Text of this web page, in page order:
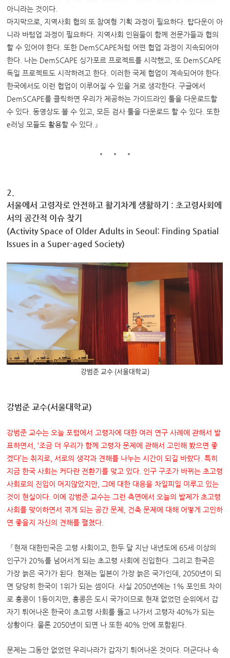
아니라는 것이다.
마지막으로, 지역사회 협의 또 참여형 기획 과정이 필요하다. 탑다운이 아
니라 바텀업 과정이 필요하다. 지역사회 인원들이 함께 전문가들과 협의
할 수 있어야 한다. 또한 DemSCAPE처럼 어떤 협업 과정이 지속되어야
한다. 나는 DemSCAPE 싱가포르 프로젝트를 시작했고, 또 DemSCAPE
독일 프로젝트도 시작하려고 한다. 이러한 국제 협업이 계속되어야 한다.
한국에서도 이런 협업이 이루어질 수 있을 거로 생각한다. 구글에서
DemSCAPE를 클릭하면 우리가 제공하는 가이드라인 툴을 다운로드할
수 있다. 동영상도 볼 수 있고, 모든 검사 툴을 다운로드 할 수 있다. 또한
e러닝 모듈도 활용할 수 있다.』
2.
서울에서 고령자로 안전하고 활기차게 생활하기 : 초고령사회에
서의 공간적 이슈 찾기
(Activity Space of Older Adults in Seoul: Finding Spatial
Issues in a Super-aged Society)
강범준 교수 (서울대학교)
강범준 교수(서울대학교)
강범준 교수는 오늘 포럼에서 고령자에 대한 여러 연구 사례에 관해서 발
표하면서
, ‘조금 더 우리가 함께 고령자 문제에 관해서 고민해 봤으면 좋
겠다’는 취지로 ,서로의 생각과 견해를 나누는 시간이 되길 바랐다 .특히
지금 한국 사회는 커다란 전환기를 맞고 있다 인구 구조가 바뀌는 초고령
사회로의 진입이 머지않았지만
그에 대한 대응을 차일피일 미루고 있는
것이 현실이다 이에 강범준 교수는 그런 측면에서 오늘의 발제가 초고령
사회를 맞이하면서 겪게 되는 공간 문제
건축 문제에 대해 어떻게 고민하
면 좋을지 자신의 견해를 펼쳤다
『현재 대한민국은 고령 사회이고, 한두 달 지난 내년도에 65세 이상의
인구가 20%를 넘어서게 되는 초고령 사회에 진입한다. 그리고 한국은
가장 늙은 국가가 된다. 현재는 일본이 가장 늙은 국가인데, 2050년이 되
면 당당히 한국이 1위가 되는 셈이다. 사실 2050년에는 1% 포인트 차이
로 홍콩이 1등이지만, 홍콩은 도시 국가이므로 현재 없었던 순위에서 갑
자기 튀어나온 한국이 초고령 사회를 뚫고 나가서 고령자 40%가 되는
상황이다. 물론 2050년이 되면 나 또한 40% 안에 포함된다.
문제는 그동안 없었던 우리나라가 갑자기 튀어나온 것이다. 더군다나 속